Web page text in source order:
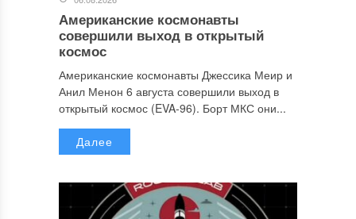
Американские космонавты
совершили выход в открытый
космос
Американские космонавты Джессика Меир и
Анил Менон 6 августа совершили выход в
открытый космос (EVA-96). Борт МКС они...
Далее